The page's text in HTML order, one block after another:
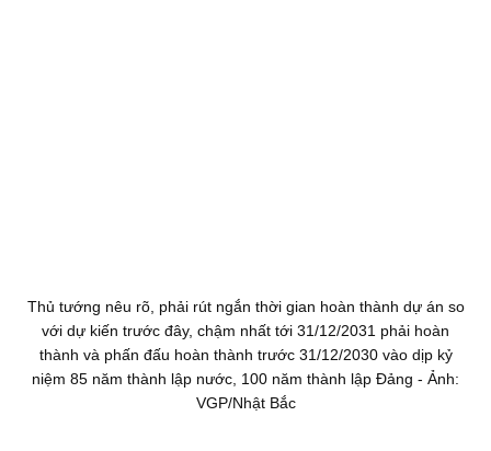
Thủ tướng nêu rõ, phải rút ngắn thời gian hoàn thành dự án so
với dự kiến trước đây, chậm nhất tới 31/12/2031 phải hoàn
thành và phấn đấu hoàn thành trước 31/12/2030 vào dịp kỷ
niệm 85 năm thành lập nước, 100 năm thành lập Đảng - Ảnh:
VGP/Nhật Bắc